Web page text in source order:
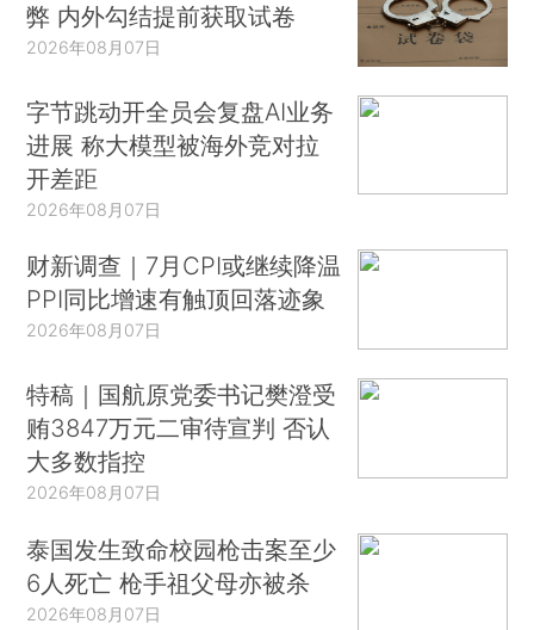
弊 内外勾结提前获取试卷
2026年08月07日
字节跳动开全员会复盘AI业务
进展 称大模型被海外竞对拉
开差距
2026年08月07日
财新调查｜7月CPI或继续降温
PPI同比增速有触顶回落迹象
2026年08月07日
特稿｜国航原党委书记樊澄受
贿3847万元二审待宣判 否认
大多数指控
2026年08月07日
泰国发生致命校园枪击案至少
6人死亡 枪手祖父母亦被杀
2026年08月07日